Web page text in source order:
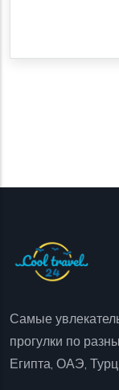
Самые
прогулки по
Египта, ОАЭ,